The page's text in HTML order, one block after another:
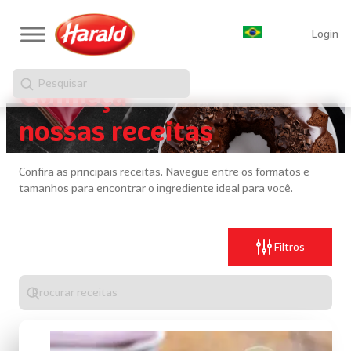
Login
Pesquisar
Conheça
nossas receitas
Confira as principais receitas. Navegue entre os formatos e
tamanhos para encontrar o ingrediente ideal para você.
Filtros
Digite
algo
para
realizar